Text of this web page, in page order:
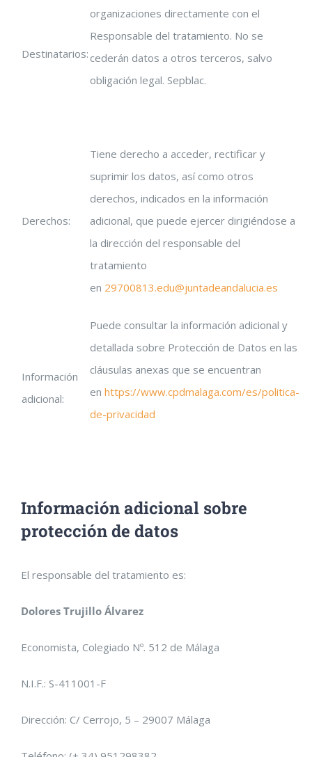
Destinatarios:
organizaciones directamente con el
Responsable del tratamiento. No se
cederán datos a otros terceros, salvo
obligación legal. Sepblac.
Derechos:
Tiene derecho a acceder, rectificar y
suprimir los datos, así como otros
derechos, indicados en la información
adicional, que puede ejercer dirigiéndose a
la dirección del responsable del
tratamiento
en 29700813.edu@juntadeandalucia.es
Información
adicional:
Puede consultar la información adicional y
detallada sobre Protección de Datos en las
cláusulas anexas que se encuentran
en https://www.cpdmalaga.com/es/politica-
de-privacidad
Información adicional sobre
protección de datos
El responsable del tratamiento es:
Dolores Trujillo Álvarez
Economista, Colegiado Nº. 512 de Málaga
N.I.F.: S-411001-F
Dirección: C/ Cerrojo, 5 – 29007 Málaga